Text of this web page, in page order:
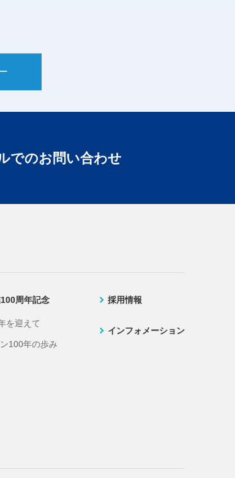
でのお問い合わせ
周年記念
を迎えて
100年の歩み
採用情報
インフォメーション